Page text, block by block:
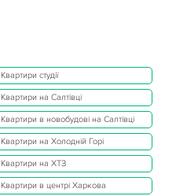
Квартири студії
Квартири на Салтівці
Квартири в новобудові на Салтівці
Квартири на Холодній Горі
Квартири на ХТЗ
Квартири в центрі Харкова